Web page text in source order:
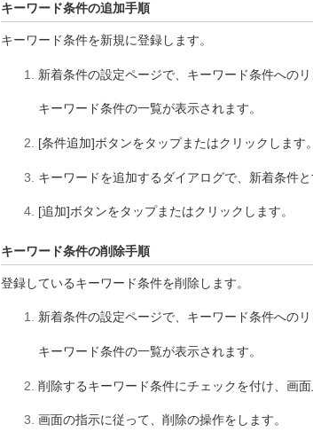
キーワード条件の追加手順
キーワード条件を新規に登録します。
新着条件の設定ページで、キーワード条件への
キーワード条件の一覧が表示されます。
[条件追加]ボタンをタップまたはクリックします。
キーワードを追加するダイアログで、新着条件
[追加]ボタンをタップまたはクリックします。
キーワード条件の削除手順
登録しているキーワード条件を削除します。
新着条件の設定ページで、キーワード条件への
キーワード条件の一覧が表示されます。
削除するキーワード条件にチェックを付け、画
画面の指示に従って、削除の操作をします。